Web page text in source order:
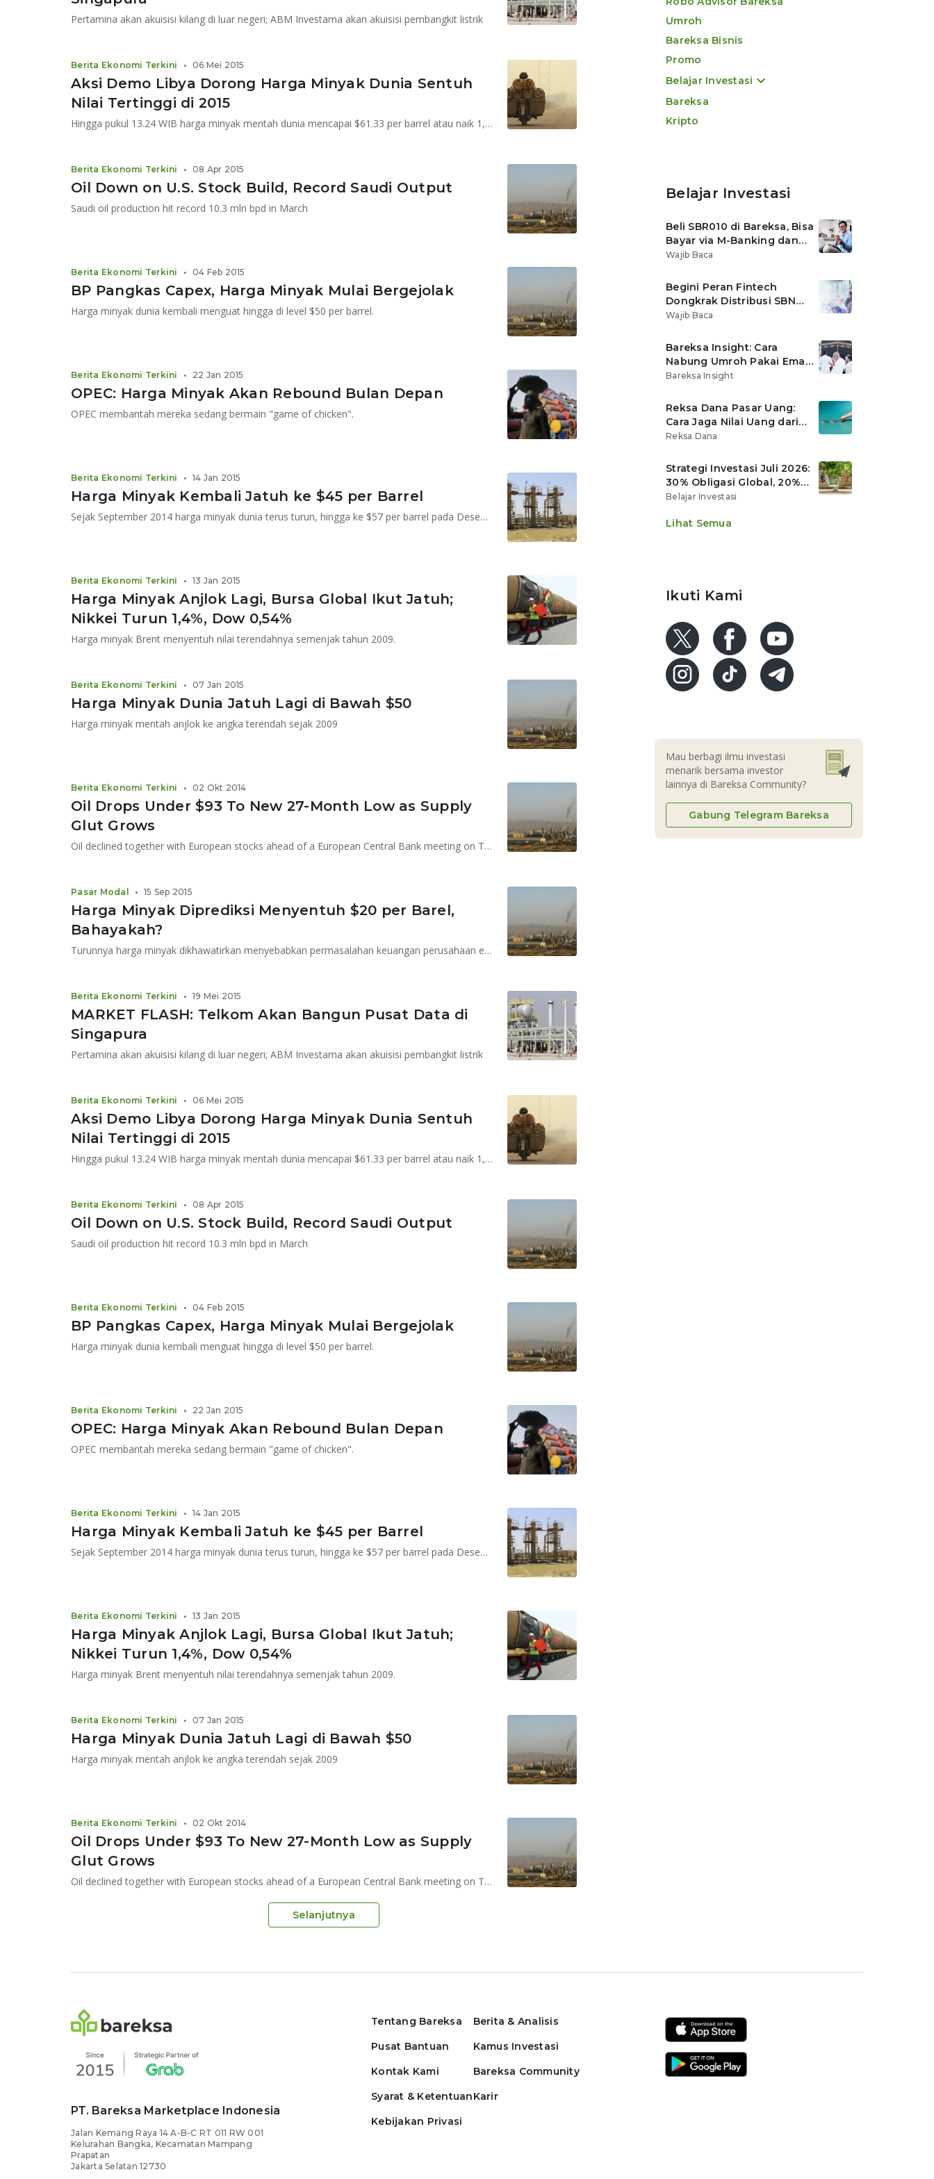
Pertamina akan akuisisi kilang di luar negeri; ABM Investama akan akuisisi pembangkit listrik
Aksi Demo Libya Dorong Harga Minyak Dunia Sentuh
Nilai Tertinggi di 2015
Hingga pukul 13.24 WIB harga minyak mentah dunia mencapai $61.33 per barrel atau naik 1,54 persen.
Berita Ekonomi Terkini • 06 Mei 2015
Oil Down on U.S. Stock Build, Record Saudi Output
Saudi oil production hit record 10.3 mln bpd in March
Berita Ekonomi Terkini • 08 Apr 2015
BP Pangkas Capex, Harga Minyak Mulai Bergejolak
Harga minyak dunia kembali menguat hingga di level $50 per barrel.
Berita Ekonomi Terkini • 04 Feb 2015
OPEC: Harga Minyak Akan Rebound Bulan Depan
OPEC membantah mereka sedang bermain "game of chicken".
Berita Ekonomi Terkini • 22 Jan 2015
Harga Minyak Kembali Jatuh ke $45 per Barrel
Sejak September 2014 harga minyak dunia terus turun, hingga ke $57 per barrel pada Desember 2014
Berita Ekonomi Terkini • 14 Jan 2015
Harga Minyak Anjlok Lagi, Bursa Global Ikut Jatuh;
Nikkei Turun 1,4%, Dow 0,54%
Harga minyak Brent menyentuh nilai terendahnya semenjak tahun 2009.
Berita Ekonomi Terkini • 13 Jan 2015
Harga Minyak Dunia Jatuh Lagi di Bawah $50
Harga minyak mentah anjlok ke angka terendah sejak 2009
Berita Ekonomi Terkini • 07 Jan 2015
Oil Drops Under $93 To New 27-Month Low as Supply
Glut Grows
Oil declined together with European stocks ahead of a European Central Bank meeting on Thursday
Berita Ekonomi Terkini • 02 Okt 2014
Harga Minyak Diprediksi Menyentuh $20 per Barel,
Bahayakah?
Turunnya harga minyak dikhawatirkan menyebabkan permasalahan keuangan perusahaan energi AS yang memiliki "junk food"
Pasar Modal • 15 Sep 2015
MARKET FLASH: Telkom Akan Bangun Pusat Data di
Singapura
Pertamina akan akuisisi kilang di luar negeri; ABM Investama akan akuisisi pembangkit listrik
Berita Ekonomi Terkini • 19 Mei 2015
Aksi Demo Libya Dorong Harga Minyak Dunia Sentuh
Nilai Tertinggi di 2015
Hingga pukul 13.24 WIB harga minyak mentah dunia mencapai $61.33 per barrel atau naik 1,54 persen.
Berita Ekonomi Terkini • 06 Mei 2015
Oil Down on U.S. Stock Build, Record Saudi Output
Saudi oil production hit record 10.3 mln bpd in March
Berita Ekonomi Terkini • 08 Apr 2015
BP Pangkas Capex, Harga Minyak Mulai Bergejolak
Harga minyak dunia kembali menguat hingga di level $50 per barrel.
Berita Ekonomi Terkini • 04 Feb 2015
OPEC: Harga Minyak Akan Rebound Bulan Depan
OPEC membantah mereka sedang bermain "game of chicken".
Berita Ekonomi Terkini • 22 Jan 2015
Harga Minyak Kembali Jatuh ke $45 per Barrel
Sejak September 2014 harga minyak dunia terus turun, hingga ke $57 per barrel pada Desember 2014
Berita Ekonomi Terkini • 14 Jan 2015
Harga Minyak Anjlok Lagi, Bursa Global Ikut Jatuh;
Nikkei Turun 1,4%, Dow 0,54%
Harga minyak Brent menyentuh nilai terendahnya semenjak tahun 2009.
Berita Ekonomi Terkini • 13 Jan 2015
Harga Minyak Dunia Jatuh Lagi di Bawah $50
Harga minyak mentah anjlok ke angka terendah sejak 2009
Berita Ekonomi Terkini • 07 Jan 2015
Oil Drops Under $93 To New 27-Month Low as Supply
Glut Grows
Oil declined together with European stocks ahead of a European Central Bank meeting on Thursday
Berita Ekonomi Terkini • 02 Okt 2014
Selanjutnya
Umroh
Bareksa Bisnis
Promo
Belajar Investasi
Bareksa
Kripto
Belajar Investasi
Beli SBR010 di Bareksa, Bisa
Bayar via M-Banking dan
OVO di Tokopedia
Wajib Baca
Begini Peran Fintech
Dongkrak Distribusi SBN
Ritel
Wajib Baca
Bareksa Insight: Cara
Nabung Umroh Pakai Emas
Digital agar Nilainya
Bareksa Insight
Reksa Dana Pasar Uang:
Cara Jaga Nilai Uang dari
Gerusan Inflasi
Reksa Dana
Strategi Investasi Juli 2026:
30% Obligasi Global, 20%
Emas, Saham Ekspor Jadi
Belajar Investasi
Lihat Semua
Ikuti Kami
Mau berbagi ilmu investasi
menarik bersama investor
lainnya di Bareksa Community?
Gabung Telegram Bareksa
PT. Bareksa Marketplace Indonesia
Jalan Kemang Raya 14 A-B-C RT 011 RW 001
Kelurahan Bangka, Kecamatan Mampang
Prapatan
Jakarta Selatan 12730
Tentang Bareksa
Pusat Bantuan
Kontak Kami
Syarat & Ketentuan
Kebijakan Privasi
Berita & Analisis
Kamus Investasi
Bareksa Community
Karir